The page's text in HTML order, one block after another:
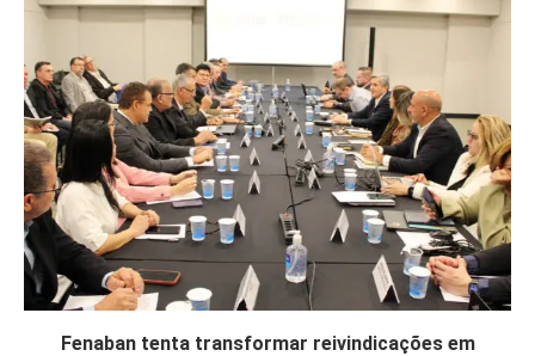
Fenaban tenta transformar reivindicações em